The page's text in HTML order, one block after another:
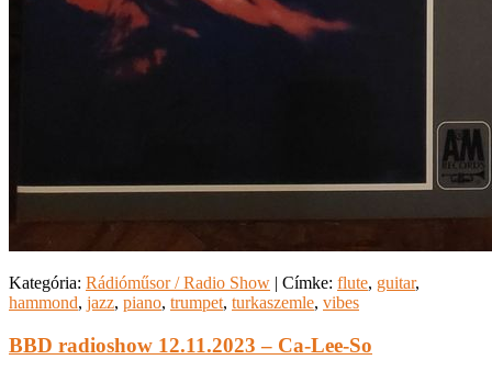
Kategória: Rádióműsor / Radio Show | Címke: flute, guitar,
hammond, jazz, piano, trumpet, turkaszemle, vibes
BBD radioshow 12.11.2023 – Ca-Lee-So